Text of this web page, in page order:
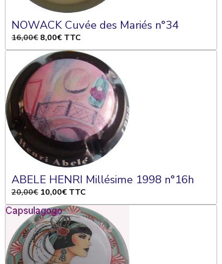
NOWACK Cuvée des Mariés n°34
16,00€ 8,00€ TTC
ABELE HENRI Millésime 1998 n°16h
20,00€ 10,00€ TTC